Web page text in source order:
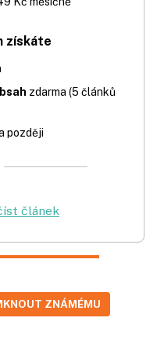
získáte
zdarma (5 článků
později
článek
ZNÁMÉMU